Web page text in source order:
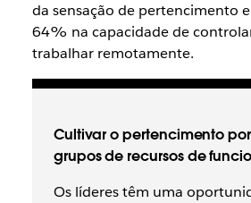
da sensação de pertencimento
64% na capacidade de
trabalhar remotamente.
Cultivar o pertencimento
grupos de recursos de
Os líderes têm uma